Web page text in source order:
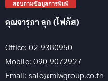
สอบถามข้อมูลการพิมพ์
คุณจารุภา ลุก (โฟกัส)
Office: 02-9380950
Mobile: 090-9072927
Email: sale@miwgroup.co.th